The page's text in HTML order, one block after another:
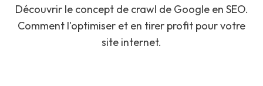
Découvrir le concept de crawl de Google en SEO.
Comment l'optimiser et en tirer profit pour votre
site internet.